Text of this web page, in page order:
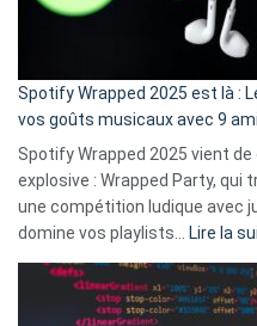
Spotify Wrapped 2025 est là :
vos goûts musicaux avec 9
Spotify Wrapped 2025 vient
explosive : Wrapped Party,
une compétition ludique avec
domine vos playlists…
Lire la